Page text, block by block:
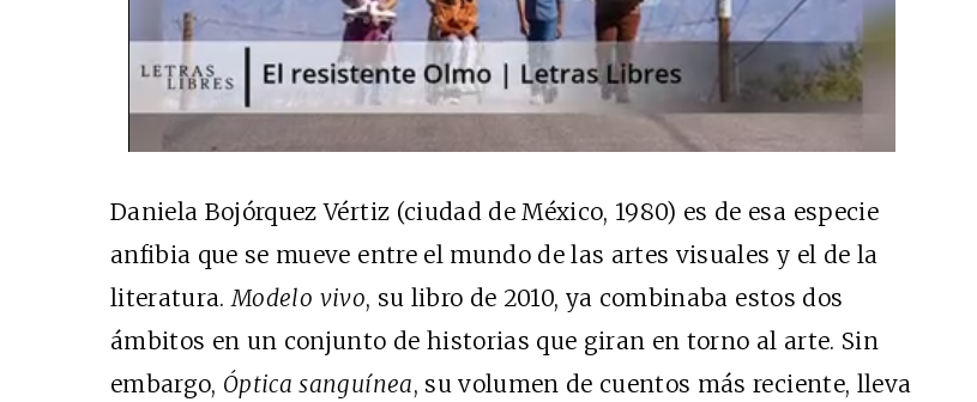
Daniela Bojórquez Vértiz (ciudad de México, 1980) es de esa especie
anfibia que se mueve entre el mundo de las artes visuales y el de la
literatura.Modelo vivo, su libro de 2010, ya combinaba estos dos
ámbitos en un conjunto de historias que giran en torno al arte. Sin
embargo, Óptica sanguínea, su volumen de cuentos más reciente, lleva